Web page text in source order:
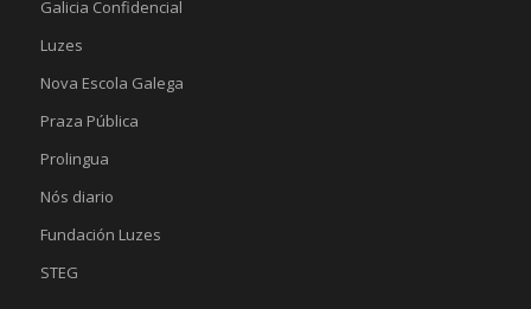
Galicia Confidencial
Luzes
Nova Escola Galega
Praza Pública
Prolingua
Nós diario
Fundación Luzes
STEG